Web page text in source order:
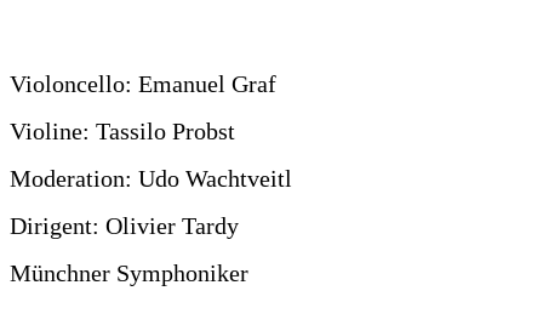
Violoncello: Emanuel Graf
Violine: Tassilo Probst
Moderation: Udo Wachtveitl
Dirigent: Olivier Tardy
Münchner Symphoniker